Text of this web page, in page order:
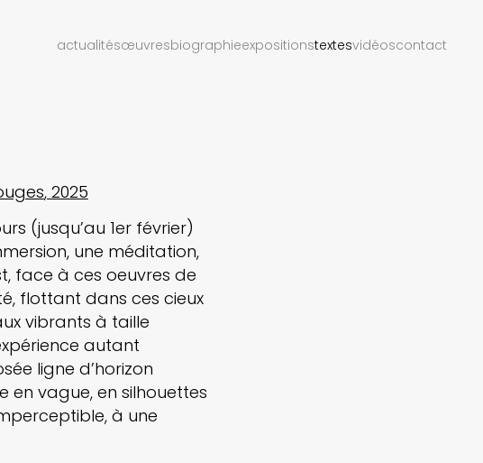
actualitésœuvresbiographieexpositionstextesvidéoscontact
2025
(jusqu’au 1er février)
une méditation,
face à ces oeuvres de
flottant dans ces cieux
vibrants à taille
autant
ligne d’horizon
en vague, en silhouettes
à une